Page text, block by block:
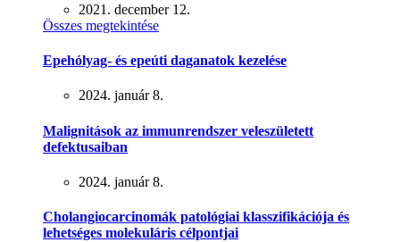
2021. december 12.
Összes megtekintése
Epehólyag- és epeúti daganatok kezelése
2024. január 8.
Malignitások az immunrendszer veleszületett
defektusaiban
2024. január 8.
Cholangiocarcinomák patológiai klasszifikációja és
lehetséges molekuláris célpontjai